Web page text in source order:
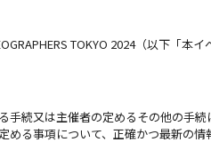
TOKYO 2024（以下「本
続又は主催者の定めるその他の手続
る事項について、正確かつ最新の